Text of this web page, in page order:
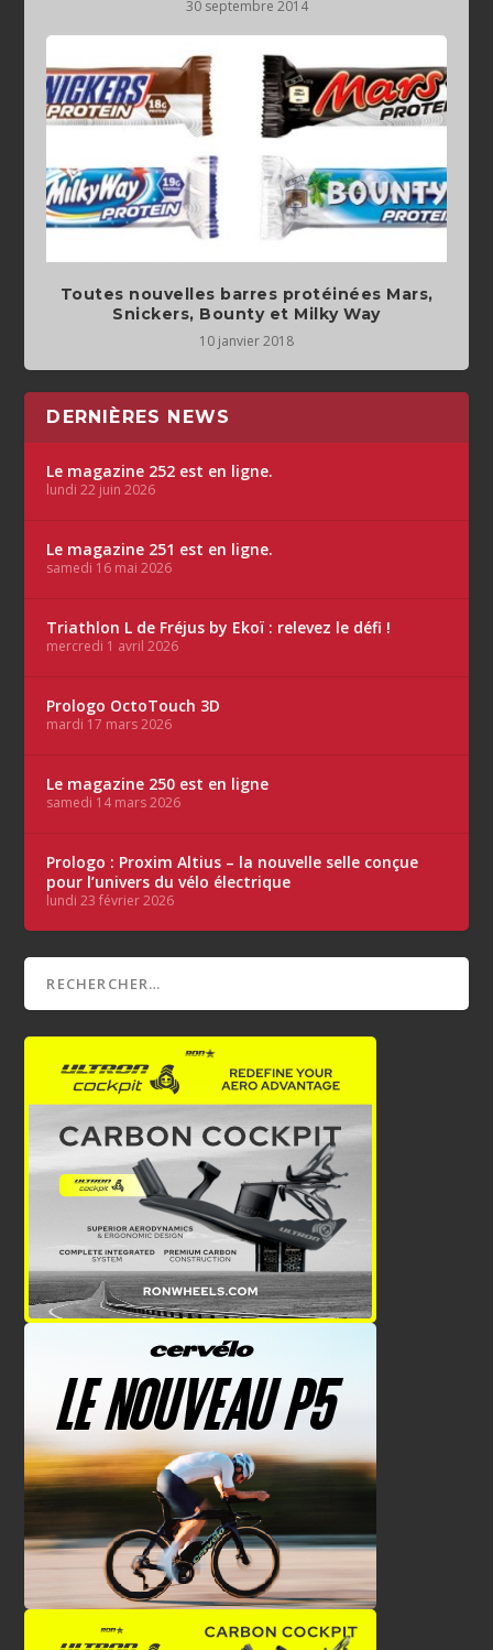
30 septembre 2014
Toutes nouvelles barres protéinées Mars,
Snickers, Bounty et Milky Way
10 janvier 2018
DERNIÈRES NEWS
Le magazine 252 est en ligne.
lundi 22 juin 2026
Le magazine 251 est en ligne.
samedi 16 mai 2026
Triathlon L de Fréjus by Ekoï : relevez le défi !
mercredi 1 avril 2026
Prologo OctoTouch 3D
mardi 17 mars 2026
Le magazine 250 est en ligne
samedi 14 mars 2026
Prologo : Proxim Altius – la nouvelle selle conçue
pour l’univers du vélo électrique
lundi 23 février 2026